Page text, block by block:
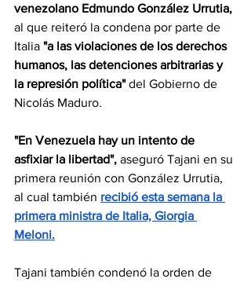
venezolano Edmundo González Urrutia,
al que reiteró la condena por parte de
Italia "a las violaciones de los derechos
humanos, las detenciones arbitrarias y
la represión política" del Gobierno de
Nicolás Maduro.
"En Venezuela hay un intento de
asfixiar la libertad", aseguró Tajani en su
primera reunión con González Urrutia,
al cual también recibió esta semana la
primera ministra de Italia, Giorgia
Meloni.
Tajani también condenó la orden de